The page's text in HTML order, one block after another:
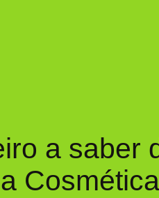
a saber